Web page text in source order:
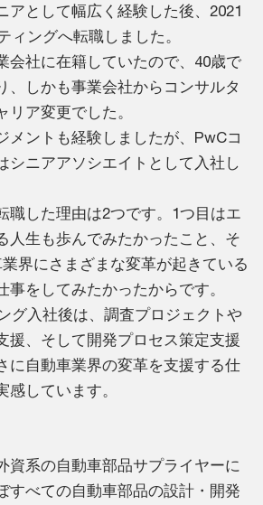
アとして幅広く経験した後、2021
ィングへ転職しました。
会社に在籍していたので、40歳で
、しかも事業会社からコンサルタ
リア変更でした。
メントも経験しましたが、PwCコ
シニアアソシエイトとして入社し
職した理由は2つです。1つ目はエ
人生も歩んでみたかったこと、そ
界にさまざまな変革が起きている
事をしてみたかったからです。
グ入社後は、調査プロジェクトや
援、そして開発プロセス策定支援
に自動車業界の変革を支援する仕
しています。
資系の自動車部品サプライヤーに
すべての自動車部品の設計・開発